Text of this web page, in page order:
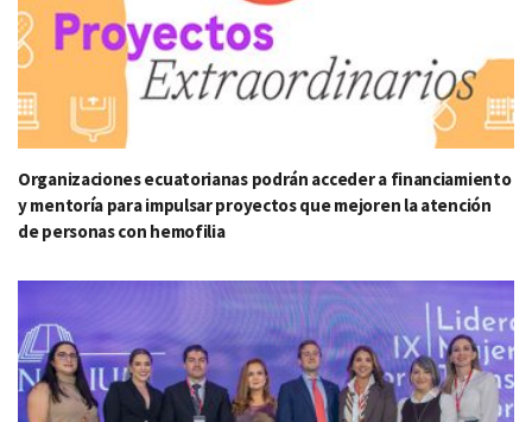
Organizaciones ecuatorianas podrán acceder a financiamiento
y mentoría para impulsar proyectos que mejoren la atención
de personas con hemofilia